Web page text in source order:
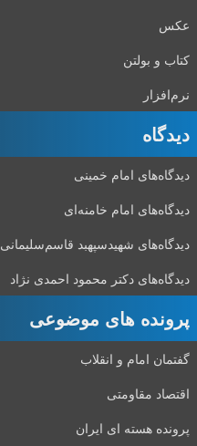
عکس
کتاب و بولتن
نرم‌افزار
دیدگاه‌
دیدگاه‌های امام خمینی
دیدگاه‌های امام خامنه‌ای
دیدگاه‌های شهید‌سپهبد قاسم‌سلیمانی
دیدگاه‌های دکتر محمود احمدی نژاد
پرونده های موضوعی
گفتمان امام و انقلاب
اقتصاد مقاومتی
پرونده هسته ای ایران